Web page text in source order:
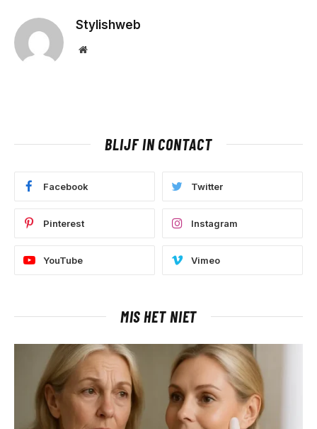
Stylishweb
Website
BLIJF IN CONTACT
Facebook Twitter
Pinterest Instagram
YouTube Vimeo
MIS HET NIET